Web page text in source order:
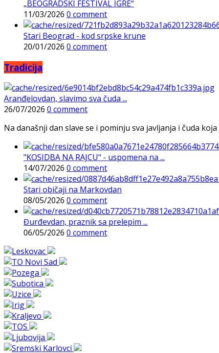
„BEOGRADSKI FESTIVAL IGRE“
11/03/2026 0 comment
Stari Beograd - kod srpske krune
20/01/2026 0 comment
Tradicija
Aranđelovdan, slavimo sva čuda ...
26/07/2026 0 comment
Na današnji dan slave se i pominju sva javljanja i čuda
"KOSIDBA NA RAJCU" - uspomena na ...
14/07/2026 0 comment
Stari običaji na Markovdan
08/05/2026 0 comment
Đurđevdan, praznik sa prelepim ...
06/05/2026 0 comment